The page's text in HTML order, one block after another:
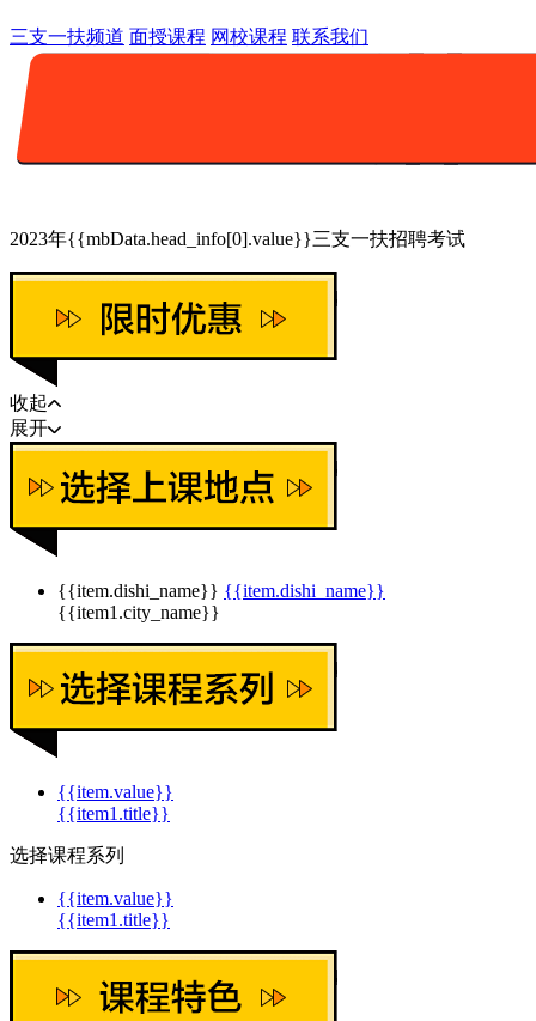
三支一扶频道 面授课程 网校课程 联系我们
2023年{{mbData.head_info[0].value}}三支一扶招聘考试
收起
展开
{{item.dishi_name}} {{item.dishi_name}}
{{item1.city_name}}
{{item.value}}
{{item1.title}}
选择课程系列
{{item.value}}
{{item1.title}}